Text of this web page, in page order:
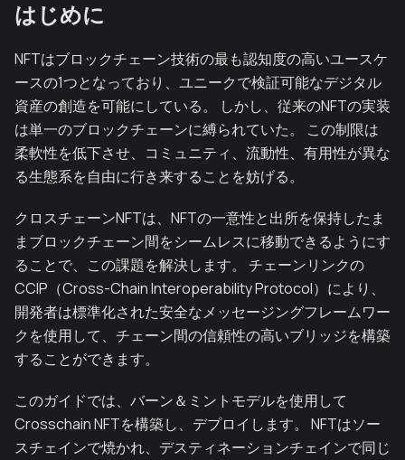
はじめに
NFTはブロックチェーン技術の最も認知度の高いユースケ
ースの1つとなっており、ユニークで検証可能なデジタル
資産の創造を可能にしている。 しかし、従来のNFTの実装
は単一のブロックチェーンに縛られていた。 この制限は
柔軟性を低下させ、コミュニティ、流動性、有用性が異な
る生態系を自由に行き来することを妨げる。
クロスチェーンNFTは、NFTの一意性と出所を保持したま
まブロックチェーン間をシームレスに移動できるようにす
ることで、この課題を解決します。 チェーンリンクの
CCIP（Cross-Chain Interoperability Protocol）により、
開発者は標準化された安全なメッセージングフレームワー
クを使用して、チェーン間の信頼性の高いブリッジを構築
することができます。
このガイドでは、バーン＆ミントモデルを使用して
Crosschain NFTを構築し、デプロイします。 NFTはソー
スチェインで焼かれ、デスティネーションチェインで同じ